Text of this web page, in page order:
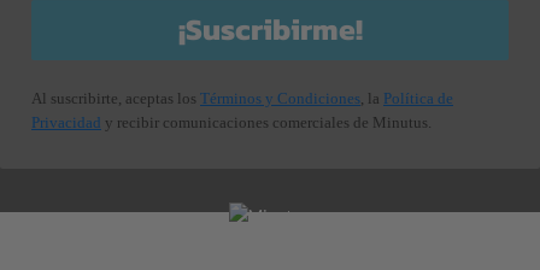
¡Suscribirme!
Al suscribirte, aceptas los Términos y Condiciones , la Política de
Privacidad y recibir comunicaciones comerciales de Minutus.